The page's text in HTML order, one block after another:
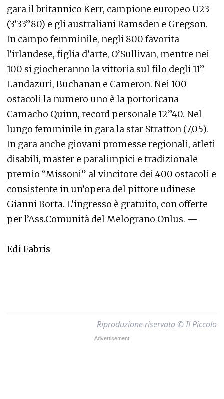
gara il britannico Kerr, campione europeo U23
(3’33”80) e gli australiani Ramsden e Gregson.
In campo femminile, negli 800 favorita
l’irlandese, figlia d’arte, O’Sullivan, mentre nei
100 si giocheranno la vittoria sul filo degli 11”
Landazuri, Buchanan e Cameron. Nei 100
ostacoli la numero uno è la portoricana
Camacho Quinn, record personale 12”40. Nel
lungo femminile in gara la star Stratton (7,05).
In gara anche giovani promesse regionali, atleti
disabili, master e paralimpici e tradizionale
premio “Missoni” al vincitore dei 400 ostacoli e
consistente in un’opera del pittore udinese
Gianni Borta. L’ingresso è gratuito, con offerte
per l’Ass.Comunità del Melograno Onlus. —
Edi Fabris
Riproduzione riservata © Il Piccolo